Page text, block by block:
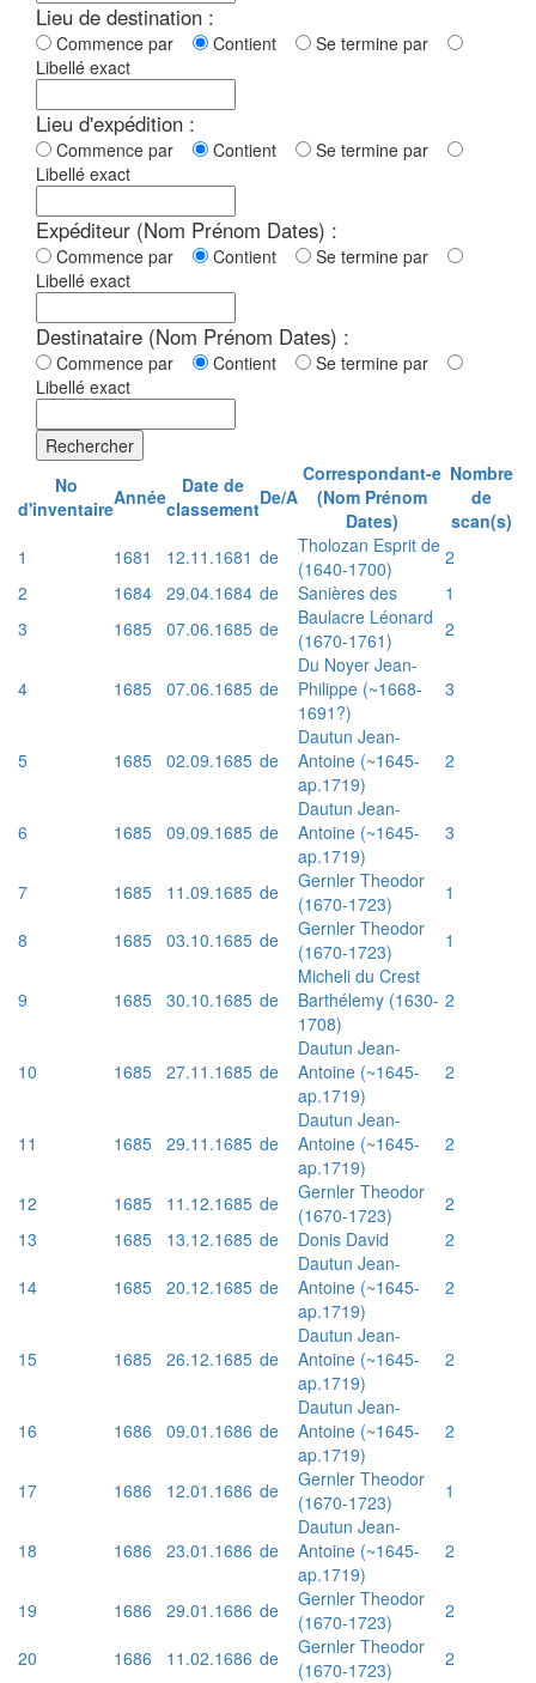
Lieu de destination :
Commence par Contient
Se termine par
Libellé exact
Lieu d'expédition :
Commence par Contient
Se termine par
Libellé exact
Expéditeur (Nom Prénom Dates) :
Commence par Contient
Se termine par
Libellé exact
Destinataire (Nom Prénom Dates) :
Commence par Contient
Se termine par
Libellé exact
Rechercher
No
d'inventaireAnnée
Date de
classementDe/A
Correspondant-e
(Nom Prénom
Dates)
Nombre
de
scan(s)
1
1681 12.11.1681 de
Tholozan Esprit de
(1640-1700)
2
2
1684 29.04.1684 de Sanières des
1
3
1685 07.06.1685 de
Baulacre Léonard
(1670-1761)
2
4 1685 07.06.1685 de
Du Noyer Jean-
Philippe (~1668-
1691?)
3
5 1685 02.09.1685 de
Dautun Jean-
Antoine (~1645-
ap.1719)
2
6 1685 09.09.1685 de
Dautun Jean-
Antoine (~1645-
ap.1719)
3
7 1685 11.09.1685 de
Gernler Theodor
(1670-1723)
1
8
1685 03.10.1685 de
Gernler Theodor
(1670-1723)
1
9 1685 30.10.1685 de
Micheli du Crest
Barthélemy (1630-
1708)
2
10 1685 27.11.1685 de
Dautun Jean-
Antoine (~1645-
ap.1719)
2
11 1685 29.11.1685 de
Dautun Jean-
Antoine (~1645-
ap.1719)
2
12 1685 11.12.1685 de
Gernler Theodor
(1670-1723)
2
13
1685 13.12.1685 de Donis David
2
14
1685 20.12.1685 de
Dautun Jean-
Antoine (~1645-
ap.1719)
2
15 1685 26.12.1685 de
Dautun Jean-
Antoine (~1645-
ap.1719)
2
16 1686 09.01.1686 de
Dautun Jean-
Antoine (~1645-
ap.1719)
2
17 1686 12.01.1686 de
Gernler Theodor
(1670-1723)
1
18 1686 23.01.1686 de
Dautun Jean-
Antoine (~1645-
ap.1719)
2
19 1686 29.01.1686 de
Gernler Theodor
(1670-1723)
2
20
1686 11.02.1686 de
Gernler Theodor
(1670-1723)
2